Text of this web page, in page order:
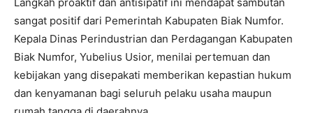
sangat positif dari Pemerintah Kabupaten Biak Numfor.
Kepala Dinas Perindustrian dan Perdagangan Kabupaten
Biak Numfor, Yubelius Usior, menilai pertemuan dan
kebijakan yang disepakati memberikan kepastian hukum
dan kenyamanan bagi seluruh pelaku usaha maupun